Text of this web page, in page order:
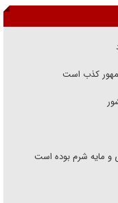
کذب است
و مایه شرم بوده است